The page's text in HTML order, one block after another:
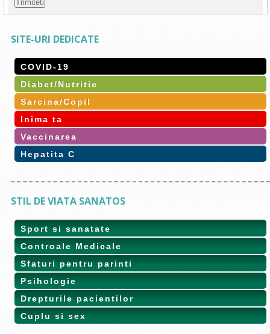
SITE-URI DEDICATE
COVID-19
Diabet/Nutritie
Sarcina/Copil
Inima ta
Vaccinarea
Hepatita C
STIL DE VIATA SANATOS
Sport si sanatate
Controale Medicale
Sfaturi pentru parinti
Psihologie
Drepturile pacientilor
Cuplu si sex